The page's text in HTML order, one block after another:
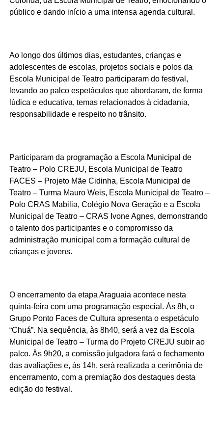
público e dando início a uma intensa agenda cultural.
Ao longo dos últimos dias, estudantes, crianças e
adolescentes de escolas, projetos sociais e polos da
Escola Municipal de Teatro participaram do festival,
levando ao palco espetáculos que abordaram, de forma
lúdica e educativa, temas relacionados à cidadania,
responsabilidade e respeito no trânsito.
Participaram da programação a Escola Municipal de
Teatro – Polo CREJU, Escola Municipal de Teatro
FACES – Projeto Mãe Cidinha, Escola Municipal de
Teatro – Turma Mauro Weis, Escola Municipal de Teatro –
Polo CRAS Mabilia, Colégio Nova Geração e a Escola
Municipal de Teatro – CRAS Ivone Agnes, demonstrando
o talento dos participantes e o compromisso da
administração municipal com a formação cultural de
crianças e jovens.
O encerramento da etapa Araguaia acontece nesta
quinta-feira com uma programação especial. Às 8h, o
Grupo Ponto Faces de Cultura apresenta o espetáculo
“Chuá”. Na sequência, às 8h40, será a vez da Escola
Municipal de Teatro – Turma do Projeto CREJU subir ao
palco. Às 9h20, a comissão julgadora fará o fechamento
das avaliações e, às 14h, será realizada a cerimônia de
encerramento, com a premiação dos destaques desta
edição do festival.